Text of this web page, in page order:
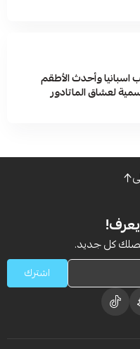
وأحدث الأطقم
لعشاق الماتادور
كل جديد.
اشترك